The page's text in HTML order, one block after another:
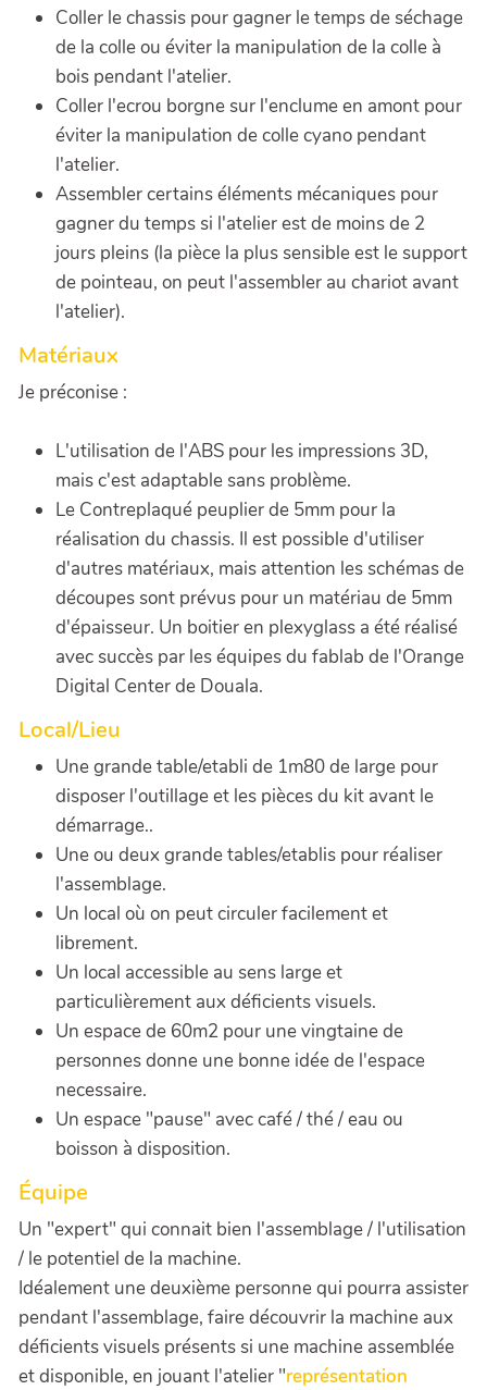
Coller le chassis pour gagner le temps de séchage
de la colle ou éviter la manipulation de la colle à
bois pendant l'atelier.
Coller l'ecrou borgne sur l'enclume en amont pour
éviter la manipulation de colle cyano pendant
l'atelier.
Assembler certains éléments mécaniques pour
gagner du temps si l'atelier est de moins de 2
jours pleins (la pièce la plus sensible est le support
de pointeau, on peut l'assembler au chariot avant
l'atelier).
Matériaux
Je préconise :
L'utilisation de l'ABS pour les impressions 3D,
mais c'est adaptable sans problème.
Le Contreplaqué peuplier de 5mm pour la
réalisation du chassis. Il est possible d'utiliser
d'autres matériaux, mais attention les schémas de
découpes sont prévus pour un matériau de 5mm
d'épaisseur. Un boitier en plexyglass a été réalisé
avec succès par les équipes du fablab de l'Orange
Digital Center de Douala.
Local/Lieu
Une grande table/etabli de 1m80 de large pour
disposer l'outillage et les pièces du kit avant le
démarrage..
Une ou deux grande tables/etablis pour réaliser
l'assemblage.
Un local où on peut circuler facilement et
librement.
Un local accessible au sens large et
particulièrement aux déficients visuels.
Un espace de 60m2 pour une vingtaine de
personnes donne une bonne idée de l'espace
necessaire.
Un espace "pause" avec café / thé / eau ou
boisson à disposition.
Équipe
Un "expert" qui connait bien l'assemblage / l'utilisation
/ le potentiel de la machine.
Idéalement une deuxième personne qui pourra assister
pendant l'assemblage, faire découvrir la machine aux
déficients visuels présents si une machine assemblée
et disponible, en jouant l'atelier "représentation